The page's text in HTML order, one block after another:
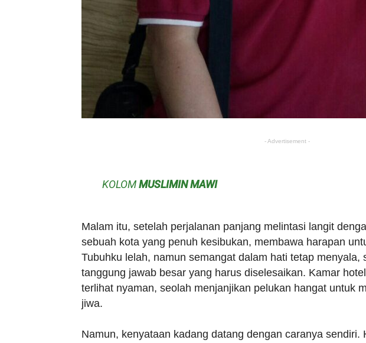
- Advertisement -
KOLOMMUSLIMIN MAWI
Malam itu, setelah perjalanan panjang melintasi langit
sebuah kota yang penuh kesibukan, membawa harapan
Tubuhku lelah, namun semangat dalam hati tetap menyala,
tanggung jawab besar yang harus diselesaikan. Kamar
terlihat nyaman, seolah menjanjikan pelukan hangat untuk
jiwa.
Namun, kenyataan kadang datang dengan caranya sendiri.